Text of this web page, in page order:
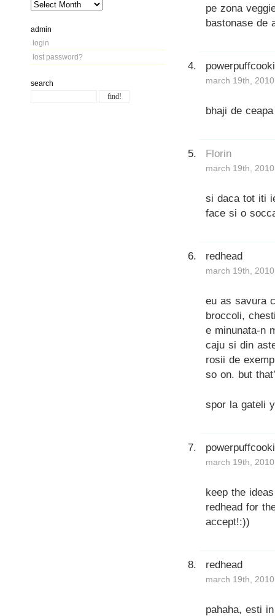
admin
login
lost password?
search
pe zona
bastonase de
march 19th,
bhaji de
Florin
march 19th,
si daca tot iti
face si o
redhead
march 19th,
eu as savura
broccoli,
e minunata-n
caju si din
rosii de
so on. but
spor la gateli
march 19th,
keep the
redhead for
accept!:))
redhead
march 19th,
pahaha, esti